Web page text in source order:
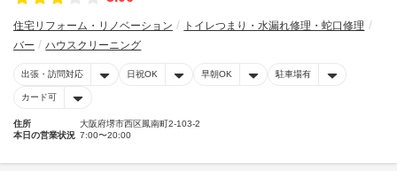
住宅リフォーム・リノベーション
トイレつまり・水漏れ修理・蛇口修理
バー
ハウスクリーニング
出張・訪問対応 日祝OK 早朝OK 駐車場有
カード可
住所
大阪府堺市西区鳳南町2-103-2
本日の営業状況 7:00〜20:00